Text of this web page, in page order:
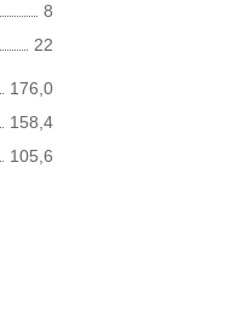
8
22
176,0
158,4
105,6